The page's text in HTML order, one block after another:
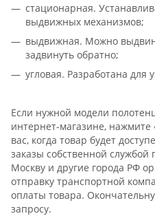
стационарная.
выдвижных механизмов;
выдвижная. Можно
задвинуть обратно;
угловая. Разработана для
Если нужной модели
интернет-магазине,
вас, когда товар будет
заказы собственной
Москву и другие города РФ
отправку транспортной
оплаты товара.
запросу.